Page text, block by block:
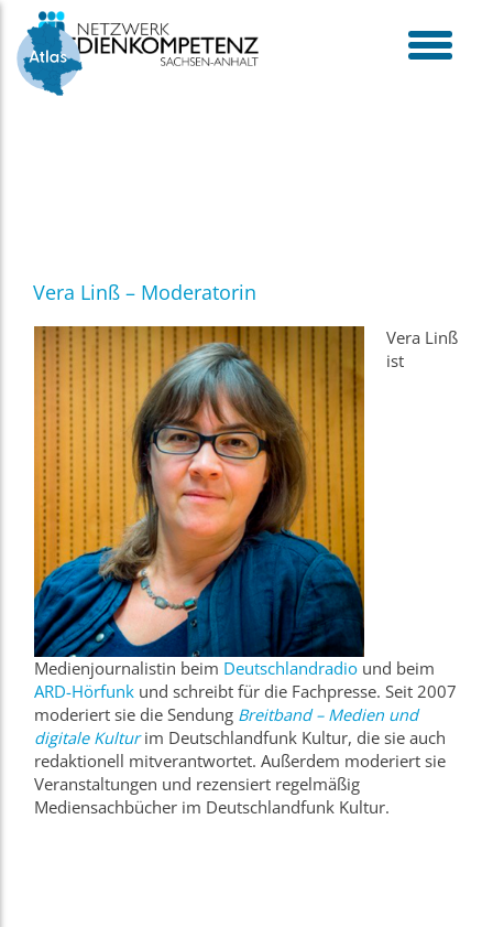
toggle
menu
Skip
content
Vera Linß – Moderatorin
Vera Linß
ist
Medienjournalistin beim Deutschlandradio und beim
ARD-Hörfunk und schreibt für die Fachpresse. Seit 2007
moderiert sie die Sendung Breitband – Medien und
digitale Kulturim Deutschlandfunk Kultur, die sie auch
redaktionell mitverantwortet. Außerdem moderiert sie
Veranstaltungen und rezensiert regelmäßig
Mediensachbücher im Deutschlandfunk Kultur.